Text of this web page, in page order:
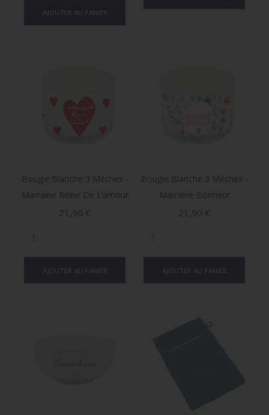
Bougie Blanche 3 Mèches -
Marraine Reine De L’amour
Prix
21,90 €
Bougie Blanche 3 Mèches -
Marraine Bonheur
Prix
21,90 €